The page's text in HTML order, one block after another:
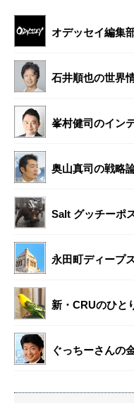
オデッセイ編集
石井順也の世界
峯村健司のイン
奥山真司の戦略
Salt グッチーポ
永田町ディープ
新・CRUのひと
ぐっちーさんの